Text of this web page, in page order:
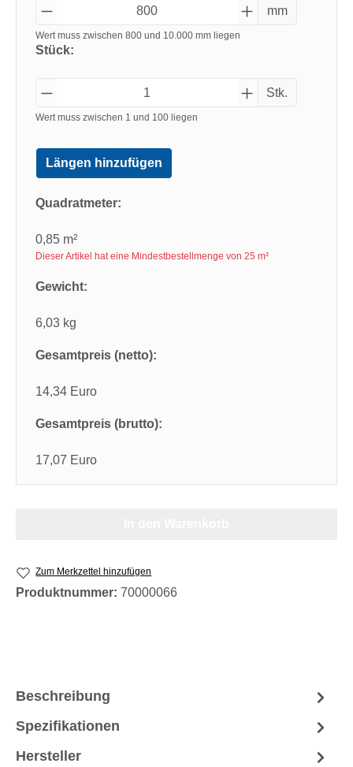
mm
Wert muss zwischen 800 und 10.000 mm liegen
Stück:
Stk.
Wert muss zwischen 1 und 100 liegen
Längen hinzufügen
Quadratmeter:
0,85 m²
Dieser Artikel hat eine Mindestbestellmenge von 25 m²
Gewicht:
6,03 kg
Gesamtpreis (netto):
14,34 Euro
Gesamtpreis (brutto):
17,07 Euro
Zum Merkzettel hinzufügen
Produktnummer: 70000066
Beschreibung
Spezifikationen
Hersteller